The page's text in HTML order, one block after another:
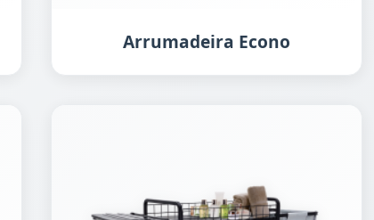
Arrumadeira Econo